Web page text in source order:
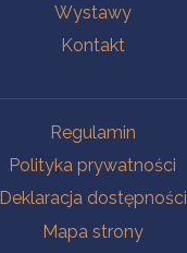
Wystawy
Kontakt
Regulamin
Polityka prywatności
Deklaracja dostępności
Mapa strony